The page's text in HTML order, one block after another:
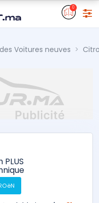
0
Voitures neuves